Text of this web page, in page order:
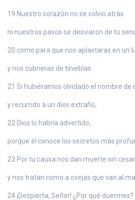
19 Nuestro corazón no se volvió atrás
ni nuestros pasos se desviaron de tu
20 como para que nos aplastaras en un
y nos cubrieras de tinieblas.
21 Si hubiéramos olvidado el nombre de
y recurrido a un dios extraño,
22 Dios lo habría advertido,
porque él conoce los secretos más
23 Por tu causa nos dan muerte sin cesar
y nos tratan como a ovejas que van al
24 ¡Despierta, Señor! ¿Por qué duermes?